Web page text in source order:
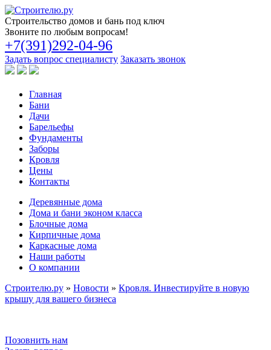
Строительство домов и бань под ключ
Звоните по любым вопросам!
+7(391)292-04-96
Задать вопрос специалисту Заказать звонок
Главная
Бани
Дачи
Барельефы
Фундаменты
Заборы
Кровля
Цены
Контакты
Деревянные дома
Дома и бани эконом класса
Блочные дома
Кирпичные дома
Каркасные дома
Наши работы
О компании
Строителю.ру » Новости » Кровля. Инвестируйте в новую
крышу для вашего бизнеса
Позовнить нам